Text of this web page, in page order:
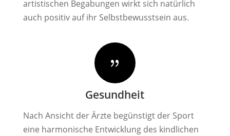
artistischen Begabungen wirkt sich natürlich
auch positiv auf ihr Selbstbewusstsein aus.
{
Gesundheit
Nach Ansicht der Ärzte begünstigt der Sport
eine harmonische Entwicklung des kindlichen